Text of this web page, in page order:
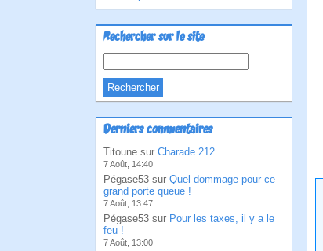
Rechercher sur le site
Derniers commentaires
Titoune sur Charade 212
7 Août, 14:40
Pégase53 sur Quel dommage pour ce
grand porte queue !
7 Août, 13:47
Pégase53 sur Pour les taxes, il y a le
feu !
7 Août, 13:00